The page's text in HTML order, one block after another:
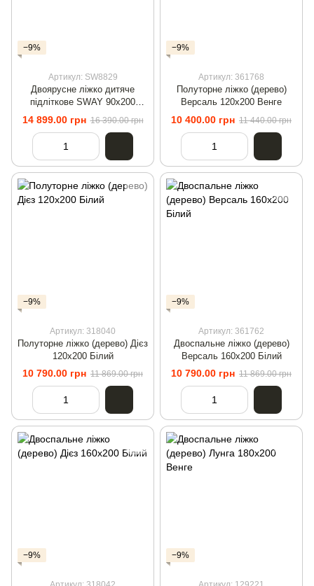
−9%
Артикул: SW8829
Двоярусне ліжко дитяче
підліткове SWAY 90x200
Білий
14 899.00 грн 16 390.00 грн
−9%
Артикул: 361768
Полуторне ліжко (дерево)
Версаль 120х200 Венге
10 400.00 грн 11 440.00 грн
−9%
Артикул: 318040
Полуторне ліжко (дерево) Дієз
120х200 Білий
10 790.00 грн 11 869.00 грн
−9%
Артикул: 361762
Двоспальне ліжко (дерево)
Версаль 160х200 Білий
10 790.00 грн 11 869.00 грн
−9% −9%